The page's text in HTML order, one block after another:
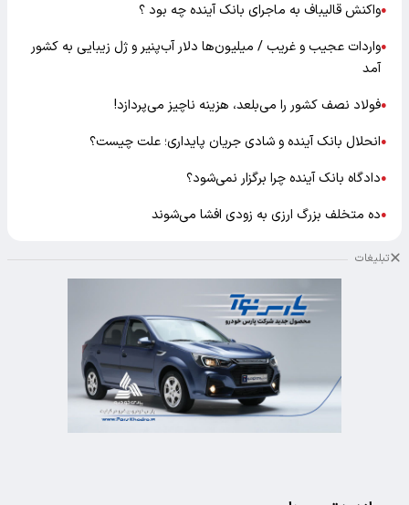
●واکنش قالیباف به ماجرای بانک آینده چه بود ؟
●واردات عجیب و غریب / میلیون‌ها دلار آب‌پنیر و ژل زیبایی به کشور
آمد
●فولاد نصف کشور را می‌بلعد، هزینه ناچیز می‌پردازد!
●انحلال بانک آینده و شادی جریان پایداری؛ علت چیست؟
●دادگاه بانک آینده چرا برگزار نمی‌شود؟
●ده متخلف بزرگ ارزی به زودی افشا می‌شوند
تبلیغات